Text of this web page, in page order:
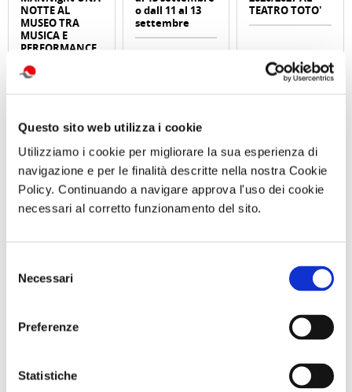
Questo sito web utilizza i cookie
Utilizziamo i cookie per migliorare la sua esperienza di
navigazione e per le finalità descritte nella nostra Cookie
Policy. Continuando a navigare approva l'uso dei cookie
necessari al corretto funzionamento del sito.
delNecessari
Preferenze
Statistiche
NOTTE AL
MUSEO TRA
MUSICA E
PERFORMANCE
Settembre ore
Comunicato n. 99
Napoli, 05 Agosto
2026
o dall 11 al 13
settembre
Comunicato n. 29
Agosto 2026
TEATRO TOTO'
2026
potrebbero interessarti
Sere d'estate in Alto Adige